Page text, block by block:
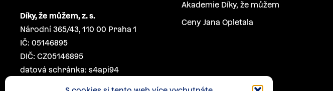
Díky, že můžem, z. s.
Národní 365/43, 110 00 Praha 1
IČ: 05146895
DIČ: CZ05146895
datová schránka: s4api94
Akademie Díky, že můžem
Ceny Jana Opletala